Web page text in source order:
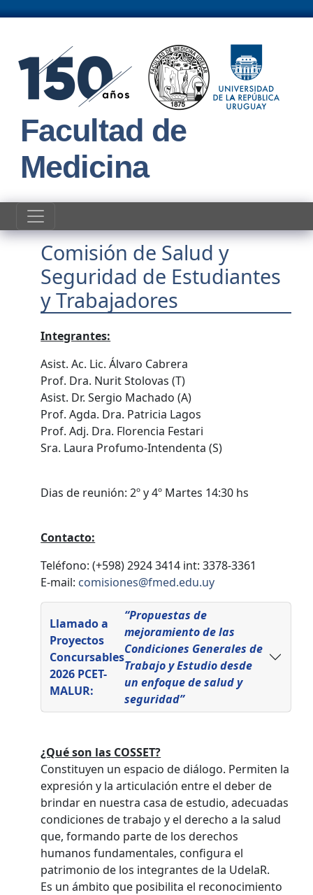
Facultad de
Medicina
Comisión de Salud y
Seguridad de Estudiantes
y Trabajadores
Integrantes:
Asist. Ac. Lic. Álvaro Cabrera
Prof. Dra. Nurit Stolovas (T)
Asist. Dr. Sergio Machado (A)
Prof. Agda. Dra. Patricia Lagos
Prof. Adj. Dra. Florencia Festari
Sra. Laura Profumo-Intendenta (S)
Dias de reunión: 2º y 4º Martes 14:30 hs
Contacto:
Teléfono: (+598) 2924 3414 int: 3378-3361
E-mail: comisiones@fmed.edu.uy
Llamado a
Proyectos
Concursables
2026 PCET-
MALUR:
“Propuestas de
mejoramiento de las
Condiciones Generales de
Trabajo y Estudio desde
un enfoque de salud y
seguridad”
¿Qué son las COSSET?
Constituyen un espacio de diálogo. Permiten la
expresión y la articulación entre el deber de
brindar en nuestra casa de estudio, adecuadas
condiciones de trabajo y el derecho a la salud
que, formando parte de los derechos
humanos fundamentales, configura el
patrimonio de los integrantes de la UdelaR.
Es un ámbito que posibilita el reconocimiento